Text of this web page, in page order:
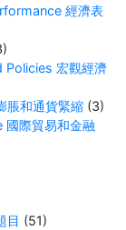
經濟表
宏觀經濟
和通貨緊縮 (3)
際貿易和金融
目 (51)